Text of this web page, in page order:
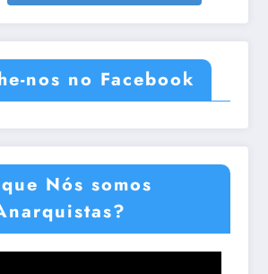
nos no Facebook
Nós somos